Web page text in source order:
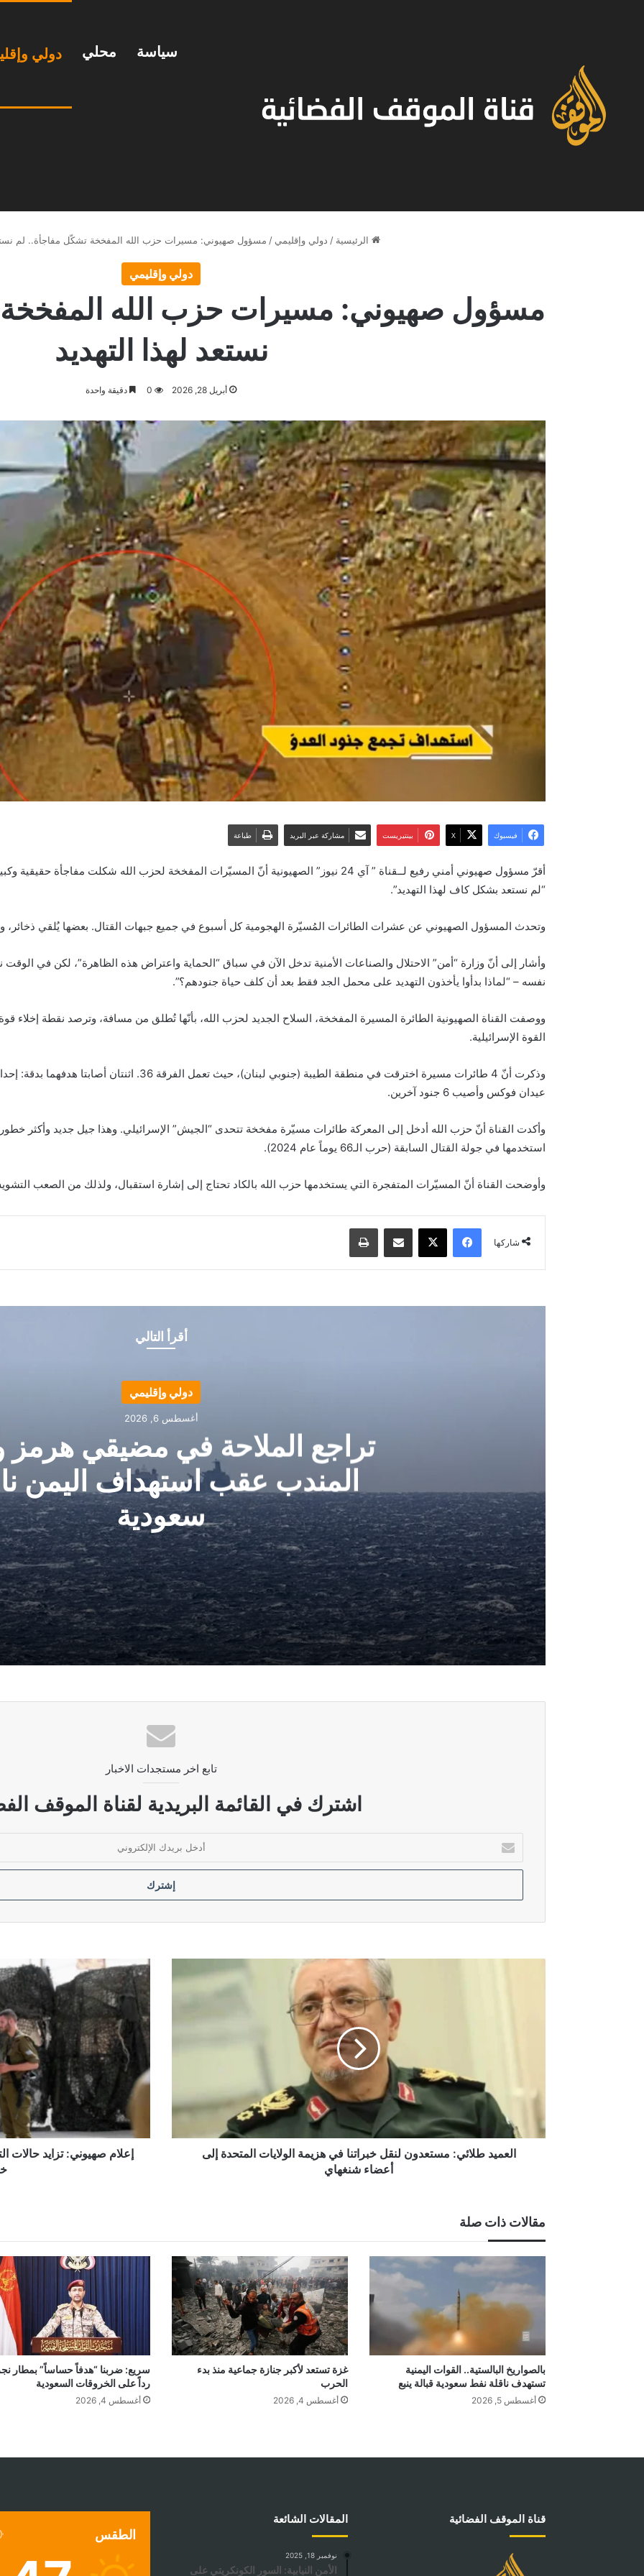
سياسة محلي دولي
الرئيسية / دولي وإقليمي / مسؤول صهيوني: مسيرات حزب الله المفخخة تشكّل مفاجأة.. لم
دولي وإقليمي
مسؤول صهيوني: مسيرات حزب الله
نستعد لهذا التهديد
أبريل 28, 2026 0 دقيقة واحدة
فيسبوك ‫X بينتيريست مشاركة عبر البريد طباعة
أقرّ مسؤول صهيوني أمني رفيع لــقناة ” آي 24 نيوز” الصهيونية أنّ المسيّرات المفخخة لحزب الله شكلت
“لم نستعد بشكل كاف لهذا التهديد”.
وتحدث المسؤول الصهيوني عن عشرات الطائرات المُسيّرة الهجومية كل أسبوع في جميع جبهات القتال. بعضها يُلقي ذخائر،
وأشار إلى أنّ وزارة “أمن” الاحتلال والصناعات الأمنية تدخل الآن في سباق “الحماية واعتراض هذه الظاهرة”، لكن في
نفسه – “لماذا بدأوا يأخذون التهديد على محمل الجد فقط بعد أن كلف حياة جنودهم؟”.
ووصفت القناة الصهيونية الطائرة المسيرة المفخخة، السلاح الجديد لحزب الله، بأنّها تُطلق من مسافة، وترصد نقطة إخلاء
القوة الإسرائيلية.
عيدان فوكس وأصيب 6 جنود آخرين.
وأكدت القناة أنّ حزب الله أدخل إلى المعركة طائرات مسيّرة مفخخة تتحدى “الجيش” الإسرائيلي. وهذا جيل جديد وأكثر
استخدمها في جولة القتال السابقة (حرب الـ66 يوماً عام 2024).
وأوضحت القناة أنّ المسيّرات المتفجرة التي يستخدمها حزب الله بالكاد تحتاج إلى إشارة استقبال، ولذلك من الصعب
شاركها
فيسبوك ‫X مشاركة عبر البريد طباعة
أقرأ التالي
دولي وإقليمي
أغسطس 6, 2026
تراجع الملاحة في مضيقي هرمز
المندب عقب استهداف اليمن
سعودية
أغسطس 6, 2026
تراجع الملاحة في مضيقي هرمز وباب المندب عقب استهداف اليمن ناقلة سعودية
قطر: الاتصالات مستمرة لدعم المفاوضات بين واشنطن وطهران
الدرويش: سوريا تحولت إلى بيئة خصبة للتنظيمات الإرهابية
تابع اخر مستجدات الاخبار
اشترك في القائمة البريدية لقناة الموقف
بريدك
الإلكتروني
إلى
شنغهاي
العميد طلائي: مستعدون لنقل خبراتنا في هزيمة الولايات المتحدة إلى
أعضاء شنغهاي
إعلام
صهيوني:
تزايد
حالات
التجسس
والاعتداء
الجنسي
في
"الجيش"
وتآكل
الانضباطإعلام صهيوني: تزايد
مقالات ذات صلة
بالصواريخ البالستية.. القوات اليمنية
تستهدف ناقلة نفط سعودية قبالة ينبع
أغسطس 5, 2026
غزة تستعد لأكبر جنازة جماعية منذ بدء
الحرب
أغسطس 4, 2026
سريع: ضربنا “هدفاً حساساً” بمطار
رداً على الخروقات السعودية
أغسطس 4, 2026
قناة الموقف الفضائية المقالات الشائعة
نوفمبر 18, 2025
الأمن النيابية: السور الكونكريتي على
الطقس